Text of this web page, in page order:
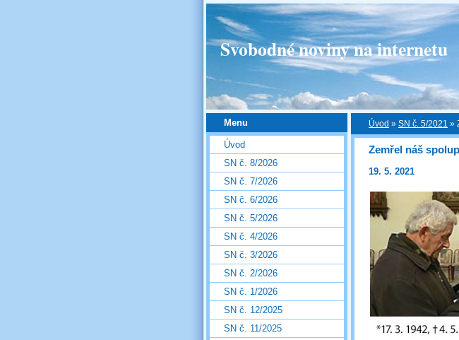
Svobodné noviny na internetu
Úvod » SN č. 5/2021 »
Zemřel náš
19. 5. 2021
Menu
Úvod
SN č. 8/2026
SN č. 7/2026
SN č. 6/2026
SN č. 5/2026
SN č. 4/2026
SN č. 3/2026
SN č. 2/2026
SN č. 1/2026
SN č. 12/2025
SN č. 11/2025